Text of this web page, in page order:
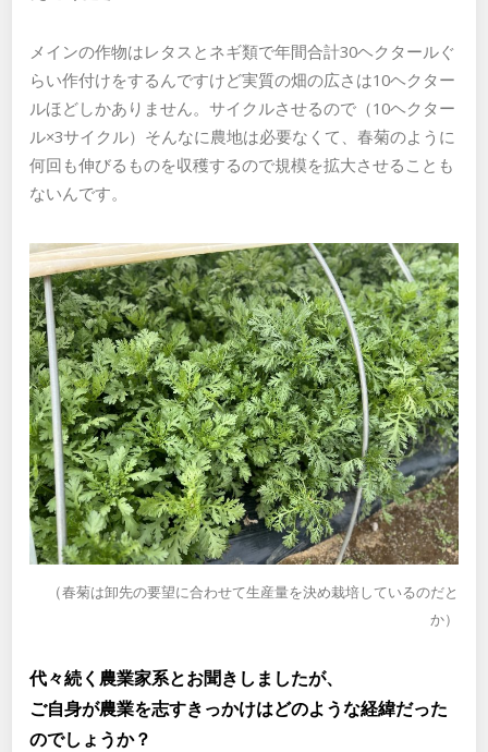
メインの作物はレタスとネギ類で年間合計30ヘクタールぐ
らい作付けをするんですけど実質の畑の広さは10ヘクター
ルほどしかありません。サイクルさせるので（10ヘクター
ル×3サイクル） そんなに農地は必要なくて、春菊のように
何回も伸びるものを収穫するので規模を拡大させることも
ないんです。
（春菊は卸先の要望に合わせて生産量を決め栽培しているのだと
か）
代々続く農業家系とお聞きしましたが、
ご自身が農業を志すきっかけはどのような経緯だった
のでしょうか？